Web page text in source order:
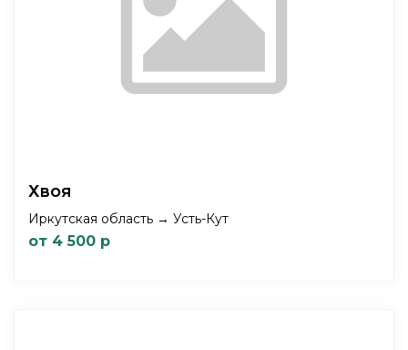
Хвоя
Иркутская область → Усть-Кут
от 4 500 р